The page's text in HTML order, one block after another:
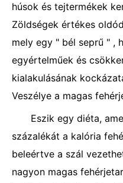
húsok és tejtermékek
Zöldségek értékes
mely egy " bél seprű " ,
egyértelműek és
kialakulásának
Veszélye a magas
Eszik egy diéta,
százalékát a kalória
beleértve a szál
nagyon magas